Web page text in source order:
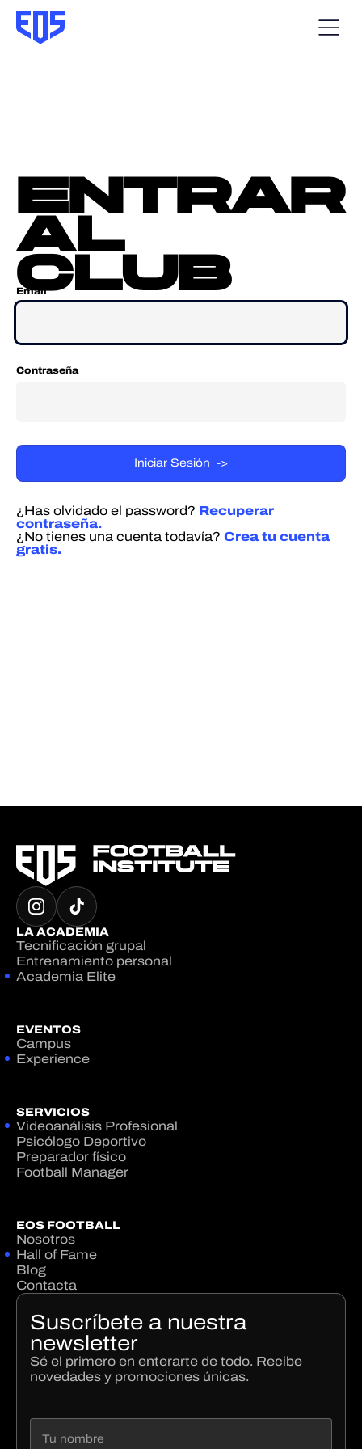
entrar
al
club
Email
Contraseña
¿Has olvidado el password? Recuperar
contraseña.
¿No tienes una cuenta todavía? Crea tu cuenta
gratis.
LA ACADEMIA
Tecnificación grupal
Entrenamiento personal
Academia Elite
EVENTOS
Campus
Experience
SERVICIOS
Videoanálisis Profesional
Psicólogo Deportivo
Preparador físico
Football Manager
EOS FOOTBALL
Nosotros
Hall of Fame
Blog
Contacta
Suscríbete a nuestra
newsletter
Sé el primero en enterarte de todo. Recibe
novedades y promociones únicas.